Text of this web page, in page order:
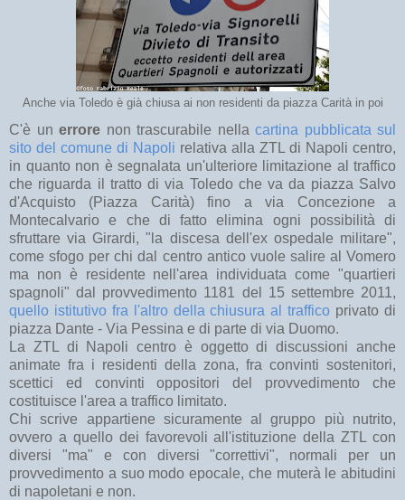
Anche via Toledo è già chiusa ai non residenti da piazza Carità in poi
C'è un errore non trascurabile nella cartina pubblicata sul
sito del comune di Napoli relativa alla ZTL di Napoli centro,
in quanto non è segnalata un'ulteriore limitazione al traffico
che riguarda il tratto di via Toledo che va da piazza Salvo
d'Acquisto (Piazza Carità) fino a via Concezione a
Montecalvario e che di fatto elimina ogni possibilità di
sfruttare via Girardi, "la discesa dell'ex ospedale militare",
come sfogo per chi dal centro antico vuole salire al Vomero
ma non è residente nell'area individuata come "quartieri
spagnoli" dal provvedimento 1181 del 15 settembre 2011,
quello istitutivo fra l'altro della chiusura al traffico privato di
piazza Dante - Via Pessina e di parte di via Duomo.
La ZTL di Napoli centro è oggetto di discussioni anche
animate fra i residenti della zona, fra convinti sostenitori,
scettici ed convinti oppositori del provvedimento che
costituisce l'area a traffico limitato.
Chi scrive appartiene sicuramente al gruppo più nutrito,
ovvero a quello dei favorevoli all'istituzione della ZTL con
diversi "ma" e con diversi "correttivi", normali per un
provvedimento a suo modo epocale, che muterà le abitudini
di napoletani e non.